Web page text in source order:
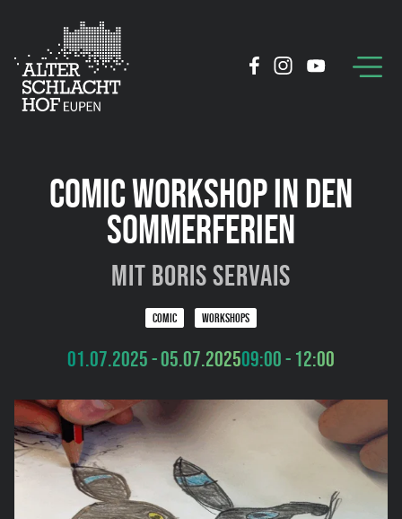
COMIC WORKSHOP IN DEN
SOMMERFERIEN
Mit Boris Servais
COMIC WORKSHOPS
01.07.2025 - 05.07.202509:00 - 12:00